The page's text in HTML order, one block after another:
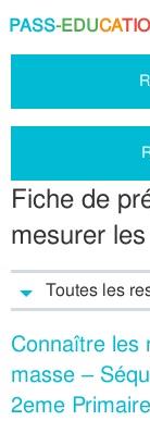
PASS-EDUCA
Fiche de
mesurer
Toutes les
Connaître les
masse –
2eme